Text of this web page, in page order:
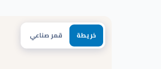
خريطة قمر صناعي